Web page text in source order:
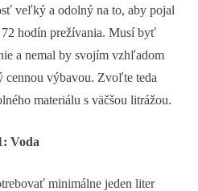
veľký a odolný na to, aby pojal
hodín prežívania. Musí byť
a nemal by svojím vzhľadom
cennou výbavou. Zvoľte teda
materiálu s väčšou litrážou.
Voda
minimálne jeden liter